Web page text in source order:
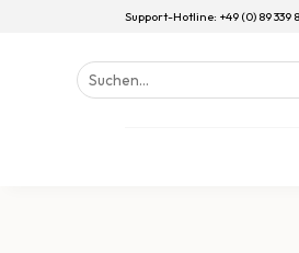
Support-Hotline: +49 (0) 89 339
Suchen
nach: